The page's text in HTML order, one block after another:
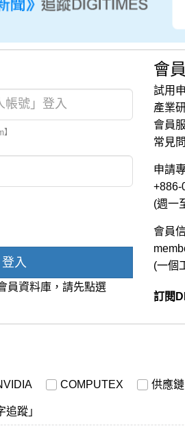
登入
員資料庫，請先點選
會
試用
產業
會員
常見
申請
+886-
(週一
會員
(一個
訂閱
COMPUTEX 供應鏈
蹤」